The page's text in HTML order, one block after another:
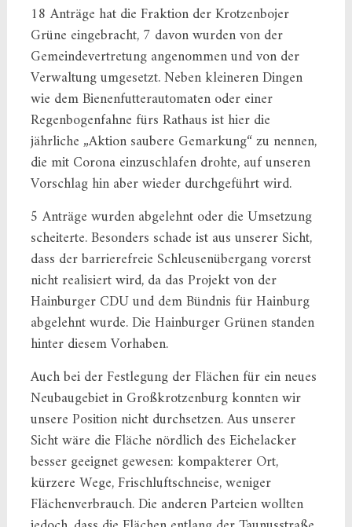
18 Anträge hat die Fraktion der Krotzenbojer
Grüne eingebracht, 7 davon wurden von der
Gemeindevertretung angenommen und von der
Verwaltung umgesetzt. Neben kleineren Dingen
wie dem Bienenfutterautomaten oder einer
Regenbogenfahne fürs Rathaus ist hier die
jährliche „Aktion saubere Gemarkung“ zu nennen,
die mit Corona einzuschlafen drohte, auf unseren
Vorschlag hin aber wieder durchgeführt wird.
5 Anträge wurden abgelehnt oder die Umsetzung
scheiterte. Besonders schade ist aus unserer Sicht,
dass der barrierefreie Schleusenübergang vorerst
nicht realisiert wird, da das Projekt von der
Hainburger CDU und dem Bündnis für Hainburg
abgelehnt wurde. Die Hainburger Grünen standen
hinter diesem Vorhaben.
Auch bei der Festlegung der Flächen für ein neues
Neubaugebiet in Großkrotzenburg konnten wir
unsere Position nicht durchsetzen. Aus unserer
Sicht wäre die Fläche nördlich des Eichelacker
besser geeignet gewesen: kompakterer Ort,
kürzere Wege, Frischluftschneise, weniger
Flächenverbrauch. Die anderen Parteien wollten